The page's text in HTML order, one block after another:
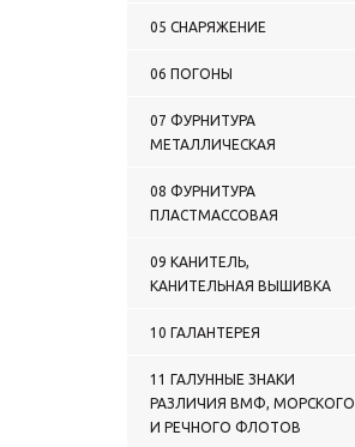
05 СНАРЯЖЕНИЕ
06 ПОГОНЫ
07 ФУРНИТУРА
МЕТАЛЛИЧЕСКАЯ
08 ФУРНИТУРА
ПЛАСТМАССОВАЯ
09 КАНИТЕЛЬ,
КАНИТЕЛЬНАЯ ВЫШИВКА
10 ГАЛАНТЕРЕЯ
11 ГАЛУННЫЕ ЗНАКИ
РАЗЛИЧИЯ ВМФ, МОРСКОГО
И РЕЧНОГО ФЛОТОВ